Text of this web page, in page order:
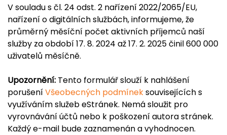
V souladu s čl. 24 odst. 2 nařízení 2022/2065/EU,
nařízení o digitálních službách, informujeme, že
průměrný měsíční počet aktivních příjemců naší
služby za období 17. 8. 2024 až 17. 2. 2025 činil 600 000
uživatelů měsíčně.
Upozornění: Tento formulář slouží k nahlášení
porušeníVšeobecných podmíneksouvisejících s
využíváním služeb eStránek. Nemá sloužit pro
vyrovnávání účtů nebo k poškození autora stránek.
Každý e-mail bude zaznamenán a vyhodnocen.